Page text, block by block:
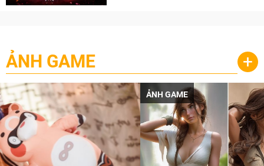
ẢNH GAME +
ẢNH GAME